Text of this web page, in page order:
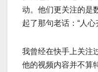
动。他们更关注的是
起了那句老话：“人心
我曾经在快手上关注
他的视频内容并不算